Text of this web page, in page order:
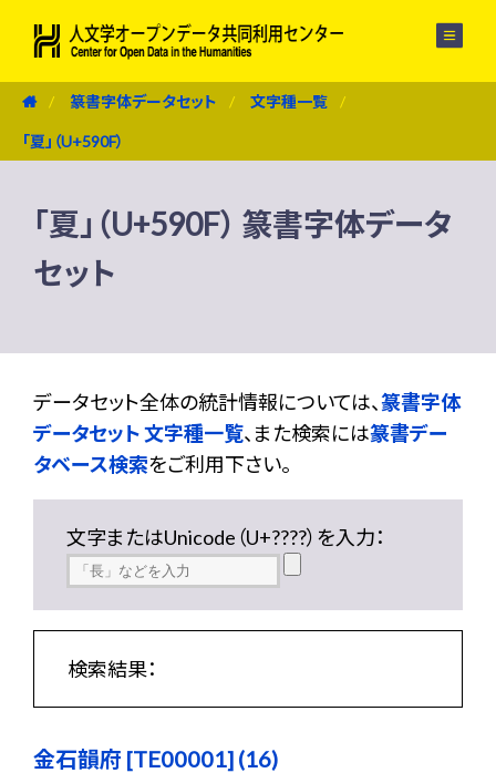
篆書字体データセット 文字種一覧
「夏」（U+590F）
「夏」（U+590F） 篆書字体データ
セット
データセット全体の統計情報については、篆書字体
データセット 文字種一覧、また検索には篆書デー
タベース検索をご利用下さい。
文字またはUnicode（U+????）を入力：
検索結果：
金石韻府 [TE00001] (16)